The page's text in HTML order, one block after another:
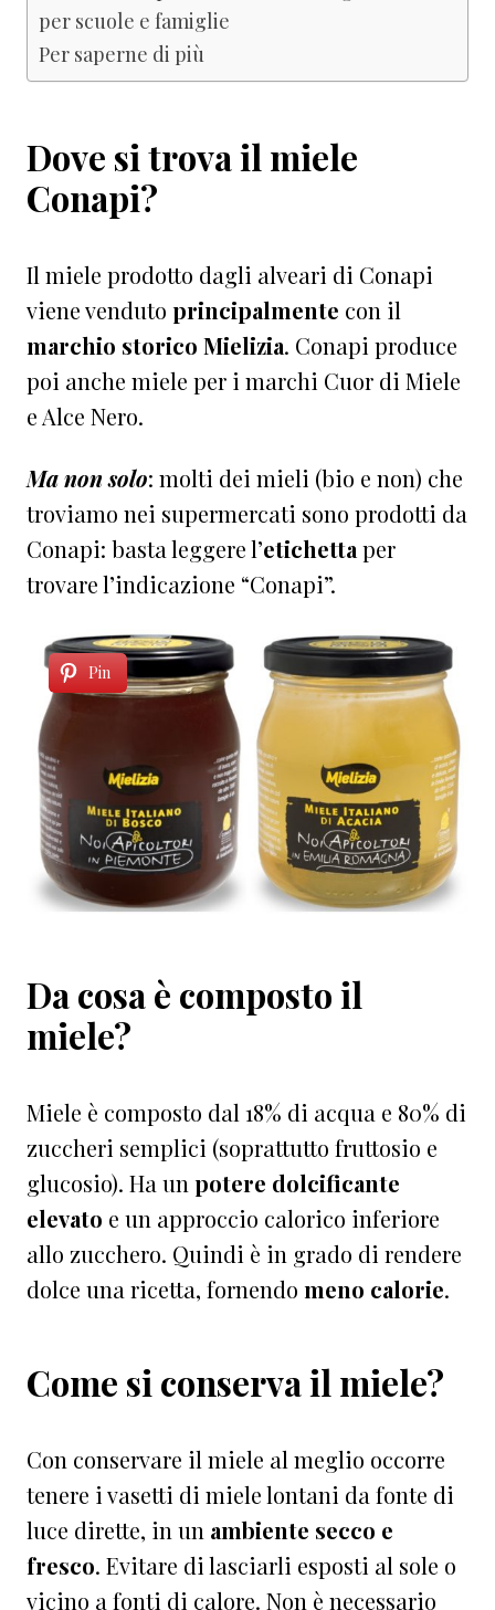
per scuole e famiglie
Per saperne di più
Dove si trova il miele
Conapi?
Il miele prodotto dagli alveari di Conapi
viene venduto principalmente con il
marchio storico Mielizia. Conapi produce
poi anche miele per i marchi Cuor di Miele
e Alce Nero.
Ma non solo: molti dei mieli (bio e non) che
troviamo nei supermercati sono prodotti da
Conapi: basta leggere l’etichetta per
trovare l’indicazione “Conapi”.
Pin
Da cosa è composto il
miele?
Miele è composto dal 18% di acqua e 80% di
zuccheri semplici (soprattutto fruttosio e
glucosio). Ha un potere dolcificante
elevato e un approccio calorico inferiore
allo zucchero. Quindi è in grado di rendere
dolce una ricetta, fornendo meno calorie.
Come si conserva il miele?
Con conservare il miele al meglio occorre
tenere i vasetti di miele lontani da fonte di
luce dirette, in un ambiente secco e
fresco. Evitare di lasciarli esposti al sole o
vicino a fonti di calore. Non è necessario